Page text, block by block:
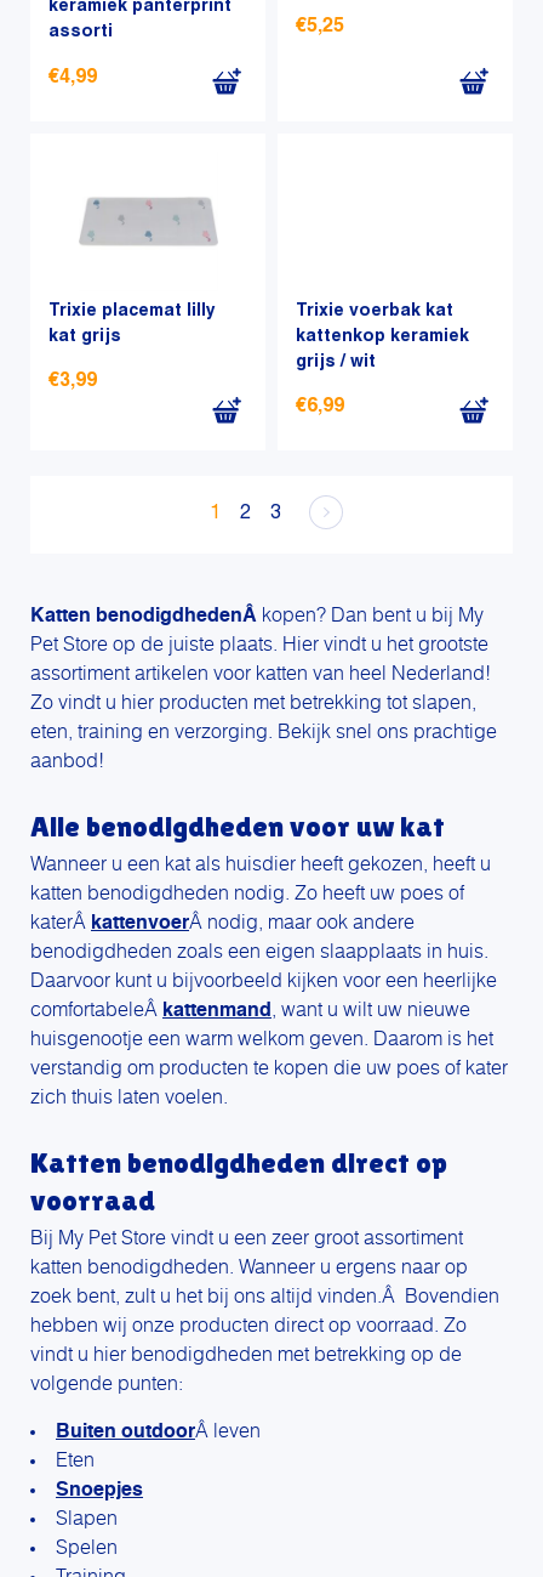
gekozen
worden
op
op
keramiek panterprint
assorti
€4,99
€5,25
Trixie placemat lilly
kat grijs
€3,99
Trixie voerbak kat
kattenkop keramiek
grijs / wit
€6,99
1 2 3
Katten benodigdhedenÂ kopen? Dan bent u bij My
Pet Store op de juiste plaats. Hier vindt u het grootste
assortiment artikelen voor katten van heel Nederland!
Zo vindt u hier producten met betrekking tot slapen,
eten, training en verzorging. Bekijk snel ons prachtige
aanbod!
Alle benodigdheden voor uw kat
Wanneer u een kat als huisdier heeft gekozen, heeft u
katten benodigdheden nodig. Zo heeft uw poes of
katerÂ kattenvoerÂ nodig, maar ook andere
benodigdheden zoals een eigen slaapplaats in huis.
Daarvoor kunt u bijvoorbeeld kijken voor een heerlijke
comfortabeleÂ kattenmand , want u wilt uw nieuwe
huisgenootje een warm welkom geven. Daarom is het
verstandig om producten te kopen die uw poes of kater
zich thuis laten voelen.
Katten benodigdheden direct op
voorraad
Bij My Pet Store vindt u een zeer groot assortiment
katten benodigdheden. Wanneer u ergens naar op
zoek bent, zult u het bij ons altijd vinden.Â Bovendien
hebben wij onze producten direct op voorraad. Zo
vindt u hier benodigdheden met betrekking op de
volgende punten:
Buiten outdoorÂ leven
Eten
Snoepjes
Slapen
Spelen